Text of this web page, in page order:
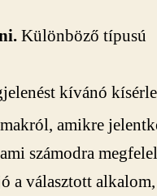
Különböző típusú
kívánó
amikre
számodra
a választott